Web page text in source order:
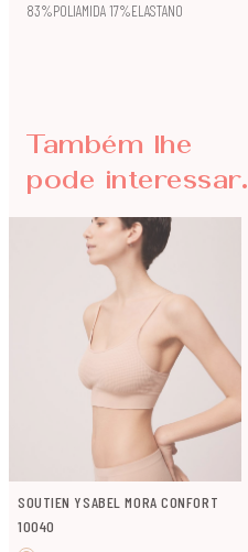
83%POLIAMIDA 17%ELASTANO
Também lhe
pode interessar.
SOUTIEN YSABEL MORA CONFORT
10040